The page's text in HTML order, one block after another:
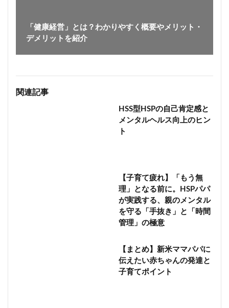
「健康経営」とは？わかりやすく概要やメリット・
デメリットを紹介
関連記事
HSS型HSPの自己肯定感と
メンタルヘルス向上のヒン
ト
【子育て疲れ】「もう無
理」となる前に。HSPパパ
が実践する、親のメンタル
を守る「手抜き」と「時間
管理」の極意
【まとめ】新米ママパパに
伝えたい赤ちゃんの発達と
子育てポイント